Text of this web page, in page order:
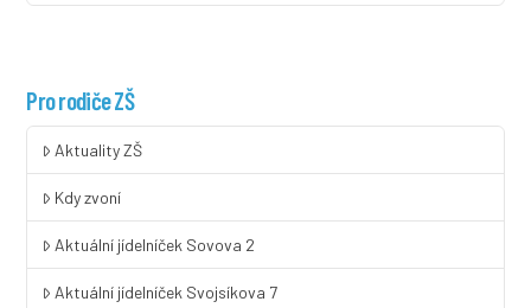
Pro rodiče ZŠ
Aktuality ZŠ
Kdy zvoní
Aktuální jídelníček Sovova 2
Aktuální jídelníček Svojsíkova 7